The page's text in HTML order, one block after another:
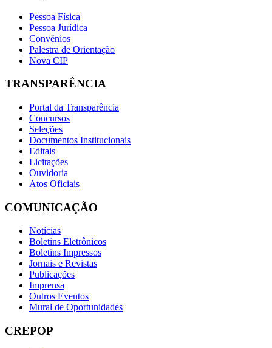
Pessoa Física
Pessoa Jurídica
Convênios
Palestra de Orientação
Nova CIP
TRANSPARÊNCIA
Portal da Transparência
Concursos
Seleções
Documentos Institucionais
Editais
Licitações
Ouvidoria
Atos Oficiais
COMUNICAÇÃO
Notícias
Boletins Eletrônicos
Boletins Impressos
Jornais e Revistas
Publicações
Imprensa
Outros Eventos
Mural de Oportunidades
CREPOP